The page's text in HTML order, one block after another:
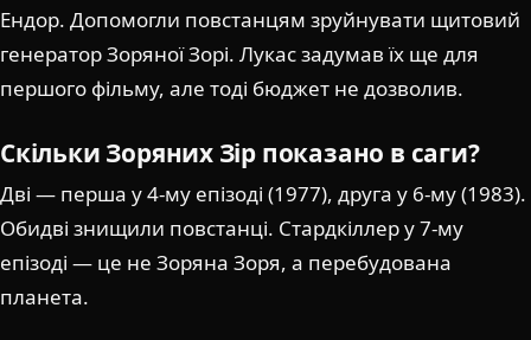
Ендор. Допомогли повстанцям зруйнувати щитовий
генератор Зоряної Зорі. Лукас задумав їх ще для
першого фільму, але тоді бюджет не дозволив.
Скільки Зоряних Зір показано в саги?
Дві — перша у 4-му епізоді (1977), друга у 6-му (1983).
Обидві знищили повстанці. Стардкіллер у 7-му
епізоді — це не Зоряна Зоря, а перебудована
планета.